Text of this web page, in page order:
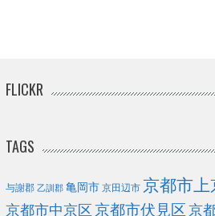
FLICKR
TAGS
与謝郡 乙訓郡 亀岡市 京田辺市 京都市上
京都市中京区京都市伏見区京